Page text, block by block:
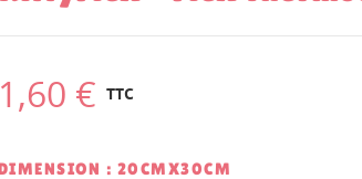
1,60 € TTC
: 20CMX30CM